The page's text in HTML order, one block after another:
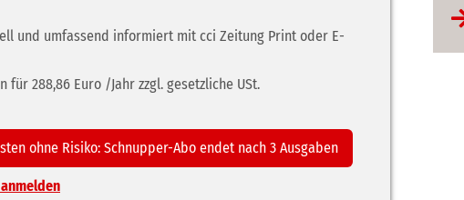
und umfassend informiert mit cci Zeitung Print oder E-
für 288,86 Euro /Jahr zzgl. gesetzliche USt.
ohne Risiko: Schnupper-Abo endet nach 3 Ausgaben